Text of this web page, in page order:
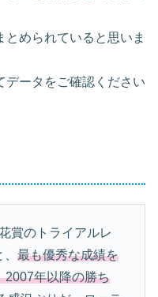
められていると思いま
データをご確認ください
賞のトライアルレ
最も優秀な成績を
2007年以降の勝ち